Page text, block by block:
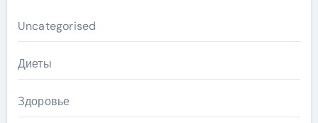
Uncategorised
Диеты
Здоровье